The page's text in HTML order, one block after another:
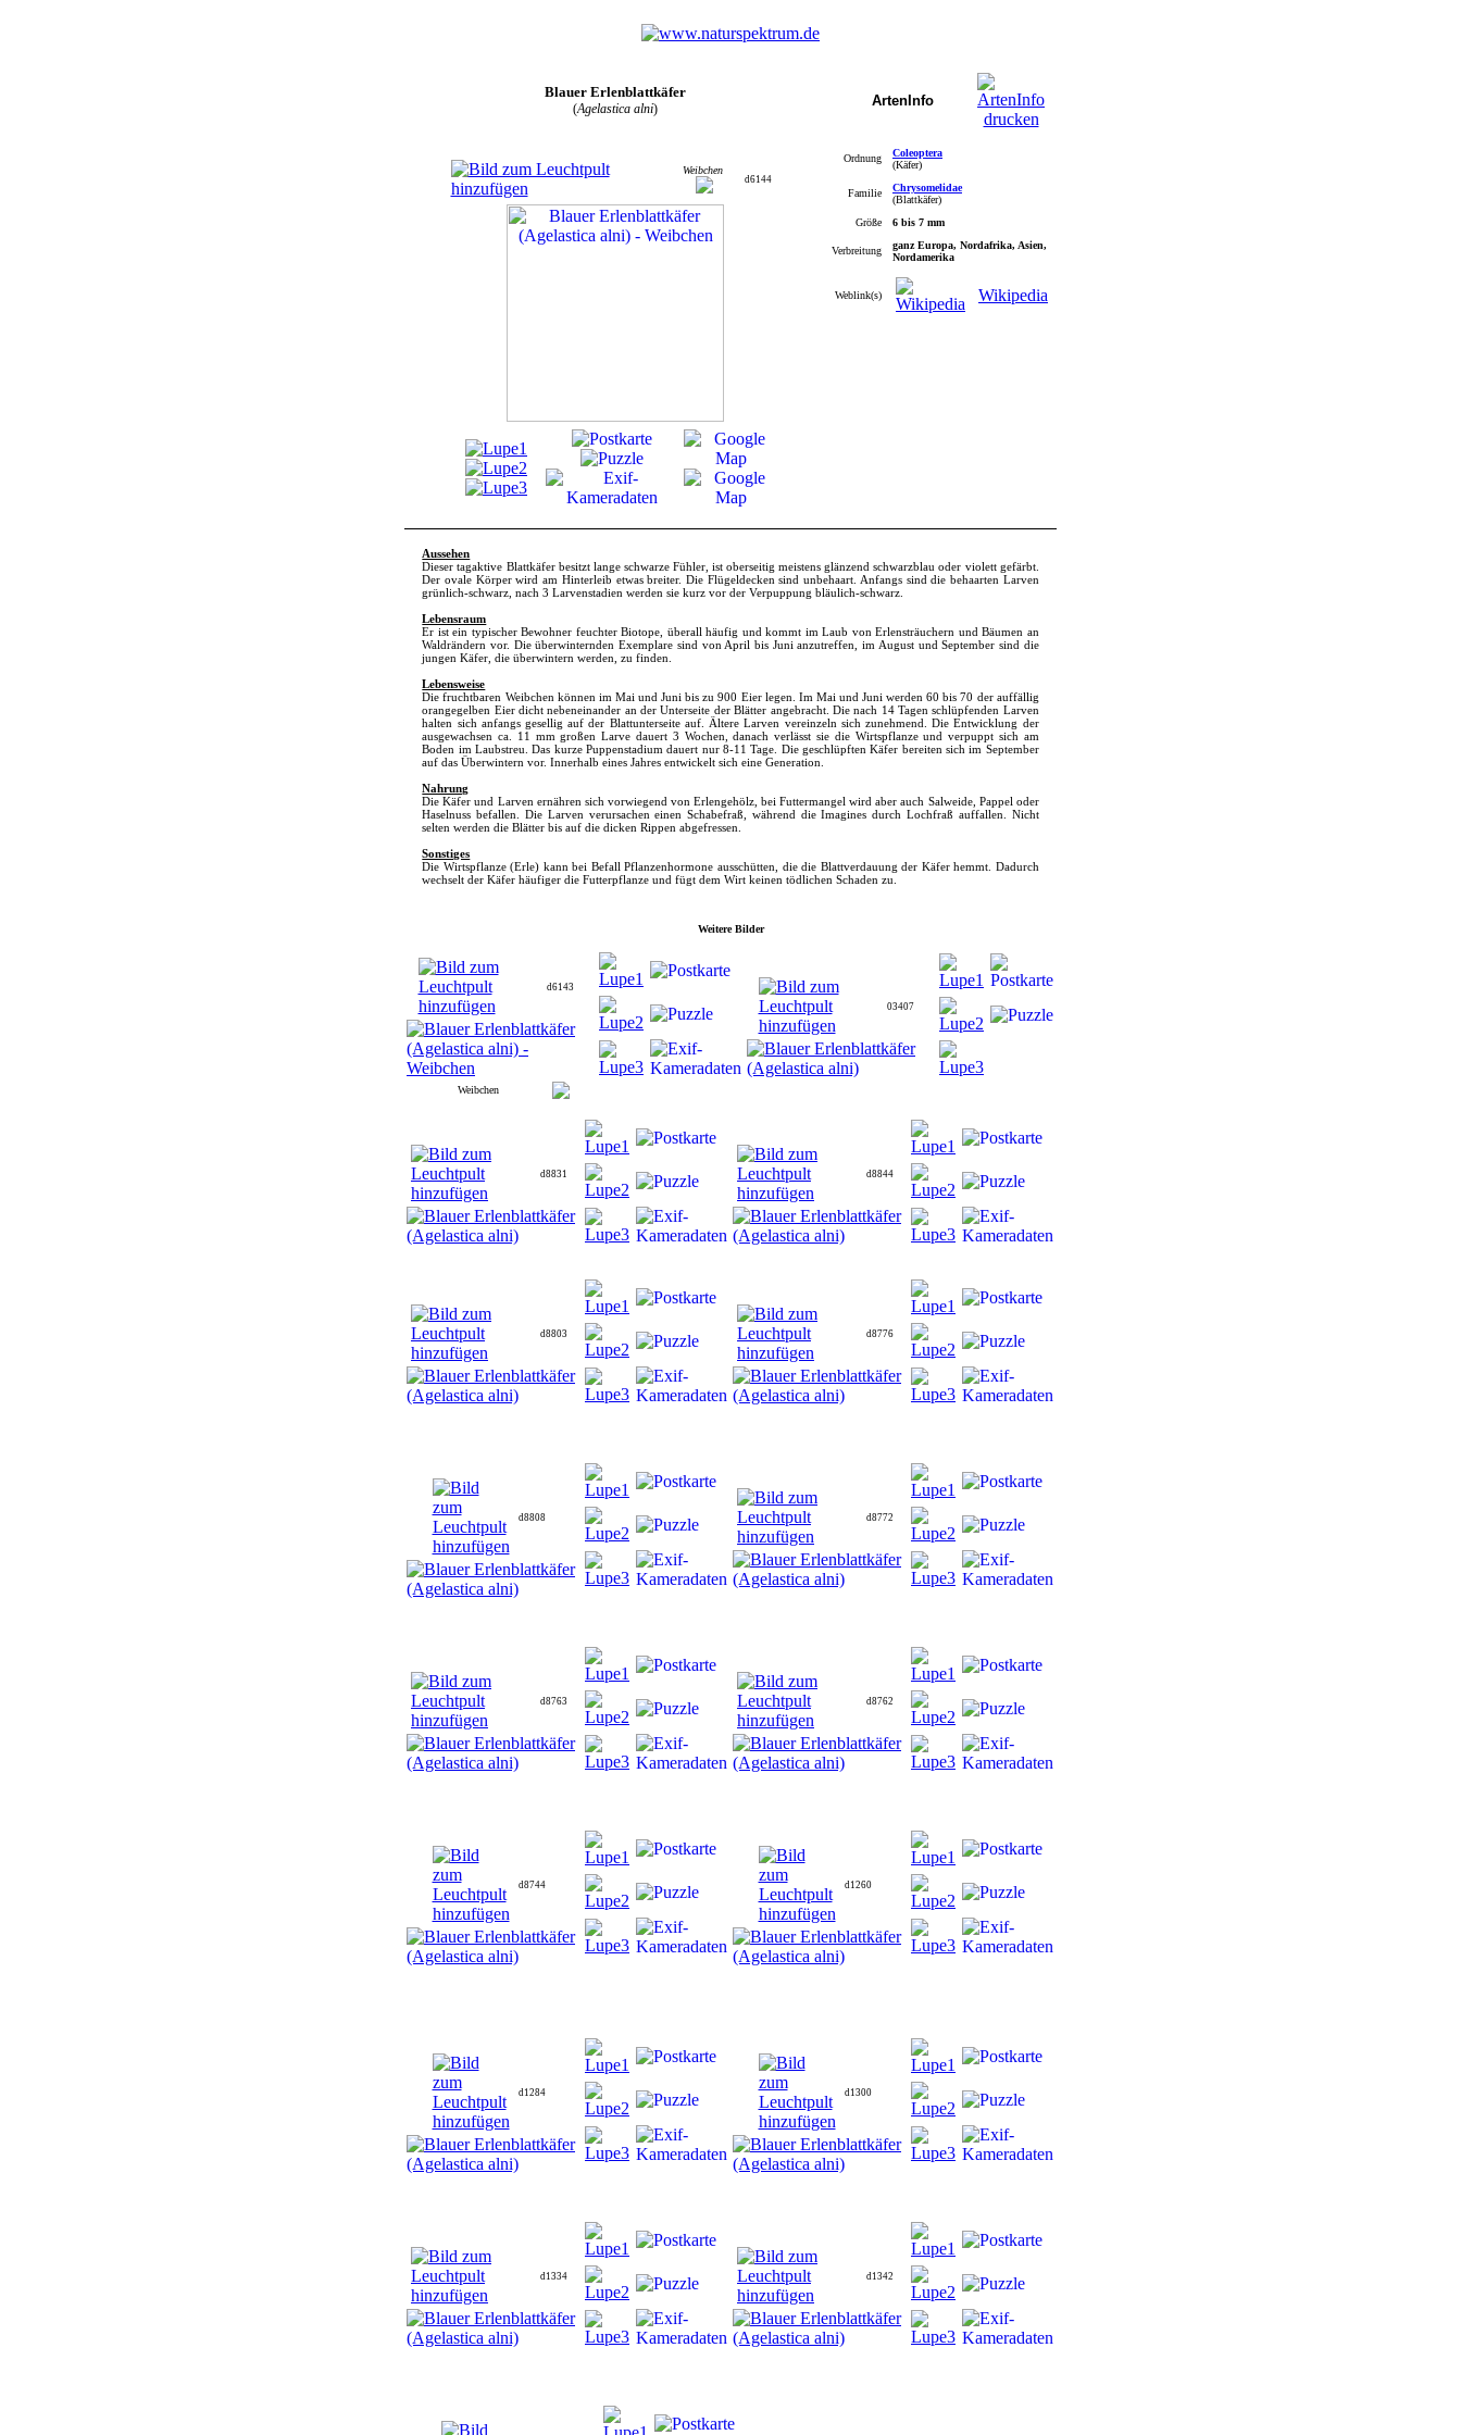
Blauer Erlenblattkäfer
(Agelastica alni) ArtenInfo
Weibchen
d6144
Ordnung
Coleoptera
(Käfer)
Familie
Chrysomelidae
(Blattkäfer)
Größe
6 bis 7 mm
Verbreitung
ganz Europa, Nordafrika, Asien,
Nordamerika
Weblink(s) Wikipedia
Aussehen
Dieser tagaktive Blattkäfer besitzt lange schwarze Fühler, ist oberseitig meistens glänzend schwarzblau oder violett gefärbt.
Der ovale Körper wird am Hinterleib etwas breiter. Die Flügeldecken sind unbehaart. Anfangs sind die behaarten Larven
grünlich-schwarz, nach 3 Larvenstadien werden sie kurz vor der Verpuppung bläulich-schwarz.
Lebensraum
Er ist ein typischer Bewohner feuchter Biotope, überall häufig und kommt im Laub von Erlensträuchern und Bäumen an
Waldrändern vor. Die überwinternden Exemplare sind von April bis Juni anzutreffen, im August und September sind die
jungen Käfer, die überwintern werden, zu finden.
Lebensweise
Die fruchtbaren Weibchen können im Mai und Juni bis zu 900 Eier legen. Im Mai und Juni werden 60 bis 70 der auffällig
orangegelben Eier dicht nebeneinander an der Unterseite der Blätter angebracht. Die nach 14 Tagen schlüpfenden Larven
halten sich anfangs gesellig auf der Blattunterseite auf. Ältere Larven vereinzeln sich zunehmend. Die Entwicklung der
ausgewachsen ca. 11 mm großen Larve dauert 3 Wochen, danach verlässt sie die Wirtspflanze und verpuppt sich am
Boden im Laubstreu. Das kurze Puppenstadium dauert nur 8-11 Tage. Die geschlüpften Käfer bereiten sich im September
auf das Überwintern vor. Innerhalb eines Jahres entwickelt sich eine Generation.
Nahrung
Die Käfer und Larven ernähren sich vorwiegend von Erlengehölz, bei Futtermangel wird aber auch Salweide, Pappel oder
Haselnuss befallen. Die Larven verursachen einen Schabefraß, während die Imagines durch Lochfraß auffallen. Nicht
selten werden die Blätter bis auf die dicken Rippen abgefressen.
Sonstiges
Die Wirtspflanze (Erle) kann bei Befall Pflanzenhormone ausschütten, die die Blattverdauung der Käfer hemmt. Dadurch
wechselt der Käfer häufiger die Futterpflanze und fügt dem Wirt keinen tödlichen Schaden zu.
Weitere Bilder
d6143
Weibchen
03407
d8831 d8844
d8803 d8776
d8808 d8772
d8763 d8762
d8744 d1260
d1284 d1300
d1334 d1342